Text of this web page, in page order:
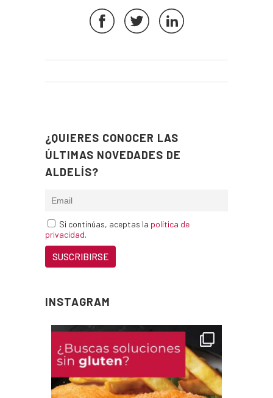
¿QUIERES CONOCER LAS
ÚLTIMAS NOVEDADES DE
ALDELÍS?
Si continúas, aceptas la política de
privacidad.
INSTAGRAM